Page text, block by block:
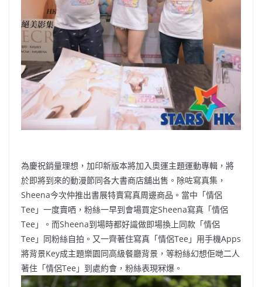
為慶祝銷量理想，加印新版本將加入奧運主題運動專輯，將
於即將到來的動漫節同各大書商店舖出售。除咗寫真集，
Sheena今次仲推出書展特賣寫真周邊商品。當中「情侶
Tee」一度賣哂，粉絲一早到會場買定Sheena寫真「情侶
Tee」。而Sheena到場時都好識做即場換上同款「情侶
Tee」同粉絲自拍。又一齊著住寫真「情侶Tee」用手機Apps
將背景Key成主題樂園同高級餐廳背景，等粉絲幻想佢哋二人
著住「情侶Tee」到處約會，粉絲表現冧爆。